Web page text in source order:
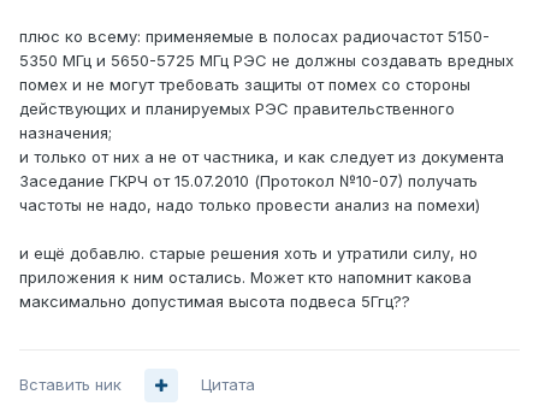
плюс ко всему: применяемые в полосах радиочастот 5150-
5350 МГц и 5650-5725 МГц РЭС не должны создавать вредных
помех и не могут требовать защиты от помех со стороны
действующих и планируемых РЭС правительственного
назначения;
и только от них а не от частника, и как следует из документа
Заседание ГКРЧ от 15.07.2010 (Протокол №10-07) получать
частоты не надо, надо только провести анализ на помехи)
и ещё добавлю. старые решения хоть и утратили силу, но
приложения к ним остались. Может кто напомнит какова
максимально допустимая высота подвеса 5Ггц??
Вставить ник Цитата